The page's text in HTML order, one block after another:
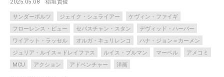
2025.05.08 稲垣貴俊
サンダーボルツ ジェイク・シュライアー
ケヴィン・ファイギ
フローレンス・ピュー
セバスチャン・スタン
デヴィッド・ハーバー
ワイアット・ラッセル
オルガ・キュリレンコ
ハナ・ジョン＝カーメン
ジュリア・ルイス＝ドレイファス
ルイス・プルマン マーベル
アメコミ
MCU
アクション アドベンチャー 洋画